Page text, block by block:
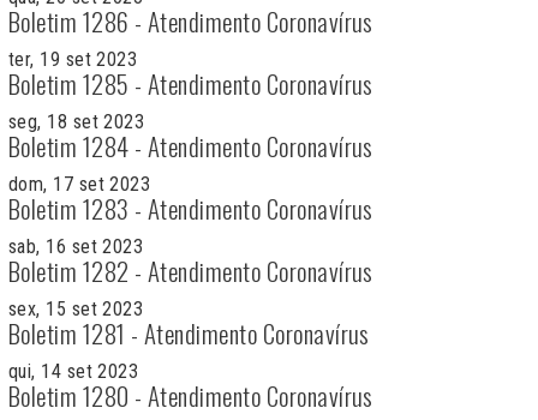
Boletim 1286 - Atendimento Coronavírus
ter, 19 set 2023
Boletim 1285 - Atendimento Coronavírus
seg, 18 set 2023
Boletim 1284 - Atendimento Coronavírus
dom, 17 set 2023
Boletim 1283 - Atendimento Coronavírus
sab, 16 set 2023
Boletim 1282 - Atendimento Coronavírus
sex, 15 set 2023
Boletim 1281 - Atendimento Coronavírus
qui, 14 set 2023
Boletim 1280 - Atendimento Coronavírus